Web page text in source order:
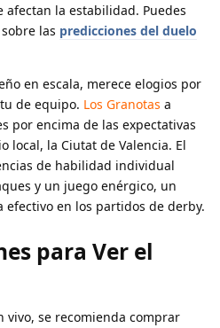
la estabilidad. Puedes
las predicciones del duelo
en escala, merece elogios por
de equipo. Los Granotas a
por encima de las expectativas
local, la Ciutat de Valencia. El
de habilidad individual
y un juego enérgico, un
en los partidos de derby.
para Ver el
vivo, se recomienda comprar